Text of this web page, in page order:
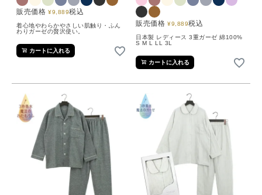
販売価格 ¥9,889税込
着心地やわらかやさしい肌触り・ふん
わりガーゼの贅沢使い。
カートに入れる
販売価格 ¥9,889税込
日本製 レディース 3重ガーゼ 綿100%
S M L LL 3L
カートに入れる